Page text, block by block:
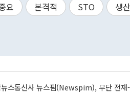
요 본격적 STO 생
스통신사 뉴스핌(Newspim), 무단 전재